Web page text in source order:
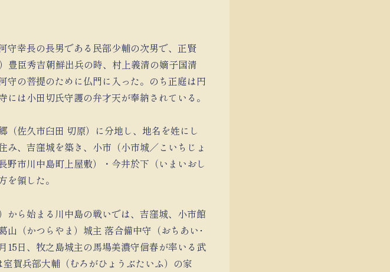
守幸長の長男である民部少輔の次男で、正賢
豊臣秀吉朝鮮出兵の時、村上義清の嫡子国清
守の菩提のために仏門に入った。のち正庭は円
は小田切氏守護の弁才天が奉納されている。
佐久市臼田 切原）に分地し、地名を姓にし
、吉窪城を築き、小市（小市城／こいちじょ
野市川中島町上屋敷）・今井於下（いまいおし
領した。
から始まる川中島の戦いでは、吉窪城、小市館
山（かつらやま）城主 落合備中守（おちあい･
15日、牧之島城主の馬場美濃守信春が率いる武
賀兵部大輔（むろがひょうぶたいふ）の家